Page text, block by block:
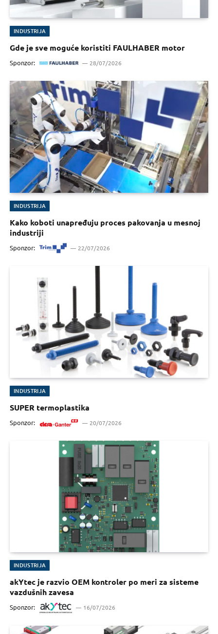
INDUSTRIJA
Gde je sve moguće koristiti FAULHABER motor
Sponzor: 28/07/2026
INDUSTRIJA
Kako koboti unapređuju proces pakovanja u mesnoj
industriji
Sponzor: 22/07/2026
INDUSTRIJA
SUPER termoplastika
Sponzor: 20/07/2026
INDUSTRIJA
akYtec je razvio OEM kontroler po meri za sisteme
vazdušnih zavesa
Sponzor: 16/07/2026